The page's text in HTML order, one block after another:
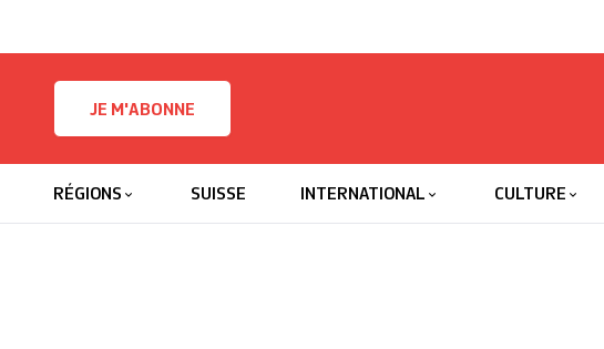
JE M'ABONNE
RÉGIONS SUISSE INTERNATIONAL CULTURE